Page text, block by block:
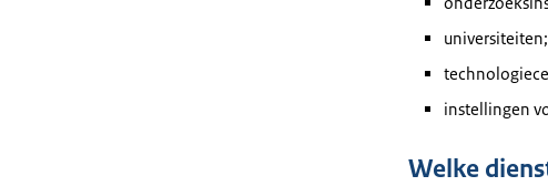
universiteiten;
instellingen
Welke